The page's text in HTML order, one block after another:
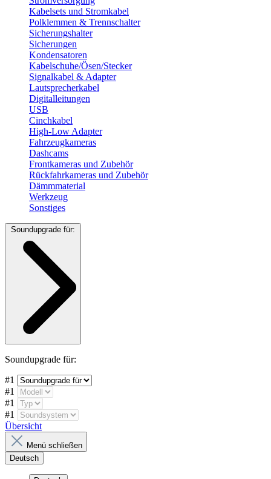
Kabelsets und Stromkabel
Polklemmen & Trennschalter
Sicherungshalter
Sicherungen
Kondensatoren
Kabelschuhe/Ösen/Stecker
Signalkabel & Adapter
Lautsprecherkabel
Digitalleitungen
USB
Cinchkabel
High-Low Adapter
Fahrzeugkameras
Dashcams
Frontkameras und Zubehör
Rückfahrkameras und Zubehör
Dämmmaterial
Werkzeug
Sonstiges
Soundupgrade für:
Soundupgrade für:
#1
#1
#1
#1
Übersicht
Menü schließen
Deutsch